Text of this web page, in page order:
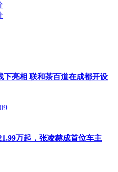
下亮相 联和茶百道在成都开设
万起，张凌赫成首位车主